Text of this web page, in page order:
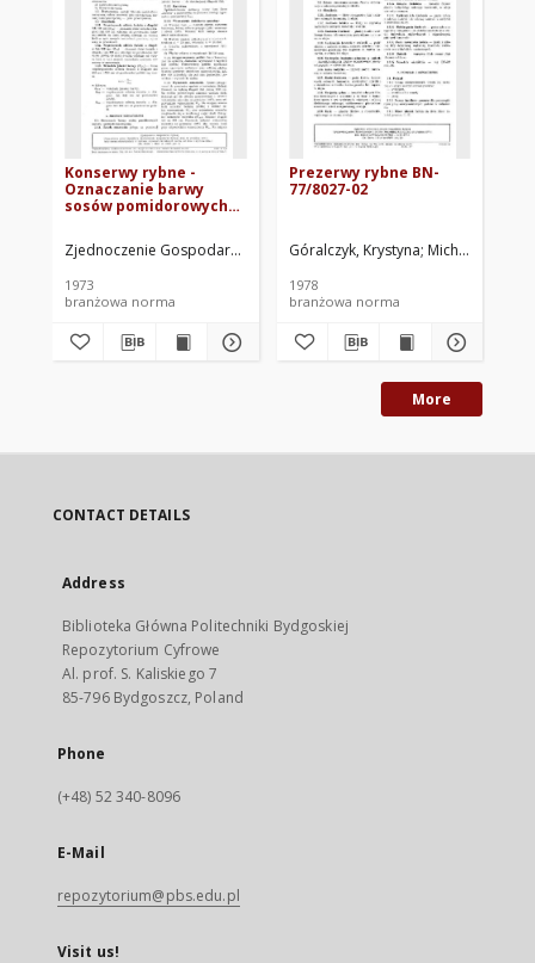
Konserwy rybne -
Oznaczanie barwy
sosów pomidorowych
Zjednoczenie Gospodarki Rybnej. Oprac.
1973
branżowa norma
Prezerwy rybne BN-
77/8027-02
Góralczyk, Krystyna Michalska,
1978
branżowa norma
More
CONTACT DETAILS
Address
Biblioteka Główna Politechniki Bydgoskiej
Repozytorium Cyfrowe
Al. prof. S. Kaliskiego 7
85-796 Bydgoszcz, Poland
Phone
(+48) 52 340-8096
E-Mail
repozytorium@pbs.edu.pl
Visit us!